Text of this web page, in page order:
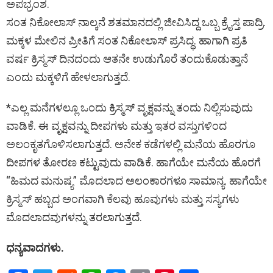
ಅಪಭ್ರಂಶ.
ಸಂತ ನಿಕೋಲಾಸ್ ನಾಲ್ಕನೆ ಶತಮಾನದಲ್ಲಿ ಜೀವಿಸಿದ್ದ ಒಬ್ಬ ಕ್ರೈಸ್ತ ಪಾದ್ರಿ.
ಮಕ್ಕಳ ಮೇಲಿನ ಪ್ರೀತಿಗೆ ಸಂತ ನಿಕೋಲಾಸ್ ಪ್ರಸಿದ್ಧ. ಹಾಗಾಗಿ ಪ್ರತಿ
ವರ್ಷ ಕ್ರಿಸ್ಮಸ್ ದಿನದಂದು ಆತನೇ ಉಡುಗೊರೆ ತಂದುಕೊಡುತ್ತಾನೆ
ಎಂದು ಮಕ್ಕಳಿಗೆ ಹೇಳಲಾಗುತ್ತದೆ.
*ಎಲ್ಲ ಮನೆಗಳಲ್ಲೂ ಒಂದು ಕ್ರಿಸ್ಮಸ್ ವೃಕ್ಷವನ್ನು ತಂದು ನಿಲ್ಲಿಸುವುದು
ವಾಡಿಕೆ. ಈ ವೃಕ್ಷವನ್ನು ದೀಪಗಳು ಮತ್ತು ಇತರ ವಸ್ತುಗಳಿಂದ
ಅಲಂಕೃತಗೊಳಿಸಲಾಗುತ್ತದೆ. ಅನೇಕ ಕಡೆಗಳಲ್ಲಿ ಮನೆಯ ಹೊರಗೂ
ದೀಪಗಳ ತೋರಣ ಕಟ್ಟುವುದು ವಾಡಿಕೆ. ಹಾಗೆಯೇ ಮನೆಯ ಹೊರಗೆ
“ಹಿಮದ ಮನುಷ್ಯ” ಮೊದಲಾದ ಅಲಂಕಾರಗಳೂ ಸಾಮಾನ್ಯ. ಹಾಗೆಯೇ
ಕ್ರಿಸ್ಮಸ್ ಹಬ್ಬದ ಅಂಗವಾಗಿ ಕೆಲವು ಹೂವುಗಳು ಮತ್ತು ಸಸ್ಯಗಳು
ಮೊದಲಾದವುಗಳನ್ನು ತರಲಾಗುತ್ತದೆ.
ಧನ್ಯವಾದಗಳು.